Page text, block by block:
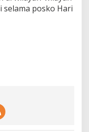
posko Hari